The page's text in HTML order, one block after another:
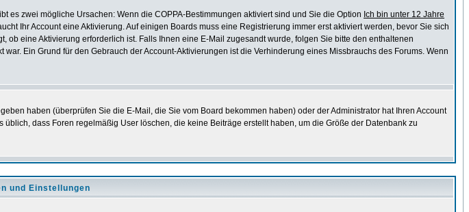
zwei mögliche Ursachen: Wenn die COPPA-Bestimmungen aktiviert sind und Sie die Option Ich bin unter 12 Jahre
Ihr Account eine Aktivierung. Auf einigen Boards muss eine Registrierung immer erst aktiviert werden, bevor Sie sich
eine Aktivierung erforderlich ist. Falls Ihnen eine E-Mail zugesandt wurde, folgen Sie bitte den enthaltenen
Ein Grund für den Gebrauch der Account-Aktivierungen ist die Verhinderung eines Missbrauchs des Forums. Wenn
haben (überprüfen Sie die E-Mail, die Sie vom Board bekommen haben) oder der Administrator hat Ihren Account
dass Foren regelmäßig User löschen, die keine Beiträge erstellt haben, um die Größe der Datenbank zu
und Einstellungen